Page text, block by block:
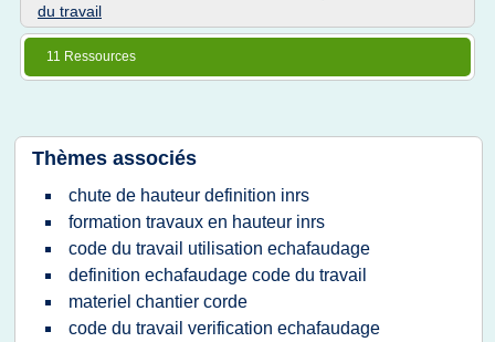
du travail
11 Ressources
Thèmes associés
chute de hauteur definition inrs
formation travaux en hauteur inrs
code du travail utilisation echafaudage
definition echafaudage code du travail
materiel chantier corde
code du travail verification echafaudage